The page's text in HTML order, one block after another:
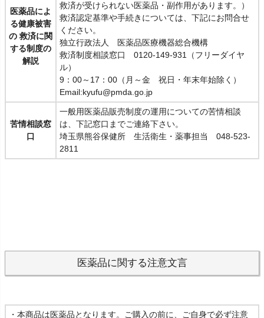
医薬品によ
る健康被害
の 救済に関
する制度の
解説
救済が受けられない医薬品・副作用があります。）
救済認定基準や手続きについては、下記にお問合せ
ください。
独立行政法人 医薬品医療機器総合機構
救済制度相談窓口 0120-149-931（フリーダイヤ
ル）
9：00～17：00（月～金 祝日・年末年始除く）
Email:kyufu@pmda.go.jp
苦情相談窓
口
一般用医薬品販売制度の運用についての苦情相談
は、下記窓口までご連絡下さい。
埼玉県熊谷保健所 生活衛生・薬事担当 048-523-
2811
医薬品に関する注意文言
・本商品は医薬品となります。ご購入の前に、ご自身で必ず注意